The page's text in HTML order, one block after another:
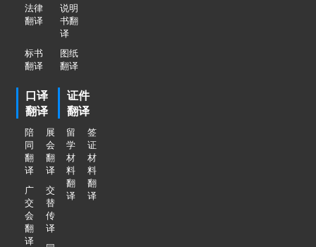
法律
翻译
说明
书翻
译
标书
翻译
图纸
翻译
口译
翻译
陪
同
翻
译
展
会
翻
译
广
交
会
翻
译
交
替
传
译
证件
翻译
留
学
材
料
翻
译
签
证
材
料
翻
译